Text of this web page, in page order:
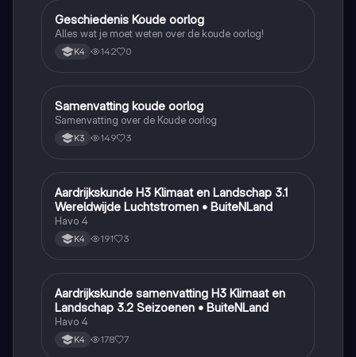
Geschiedenis
Geschiedenis Koude oorlog
Alles wat je moet weten over de koude oorlog!
K4 142 0
Geschiedenis
Samenvatting koude oorlog
Samenvatting over de Koude oorlog
K3 149 3
Aardrijkskunde
Aardrijkskunde H3 Klimaat en Landschap 3.1
Wereldwijde Luchtstromen • BuiteNLand
Havo 4
K4 191 3
Aardrijkskunde
Aardrijkskunde samenvatting H3 Klimaat en
Landschap 3.2 Seizoenen • BuiteNLand
Havo 4
K4 178 7